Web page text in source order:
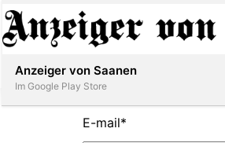
Abonnieren
E-mail*
Anzeiger von Saanen
Im Google Play Store